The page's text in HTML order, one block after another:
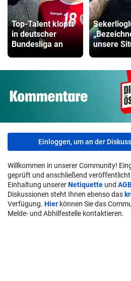
Top-Talent klopft
in deutscher
Bundesliga an
unsere
Einloggen, um an der
Willkommen in unserer Community!
geprüft und anschließend
Einhaltung unsererNetiquette und
Diskussionen steht Ihnen ebenso das
Verfügung. Hier können Sie das
Melde- und Abhilfestelle kontaktieren.